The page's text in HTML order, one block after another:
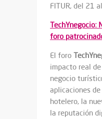
FITUR, del 21
TechYnegocio:
foro
El foro
impacto real
negocio
aplicaciones
hotelero, la
la reputación